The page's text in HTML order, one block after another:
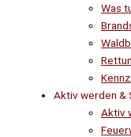
Was
Aktiv werden &
Aktiv